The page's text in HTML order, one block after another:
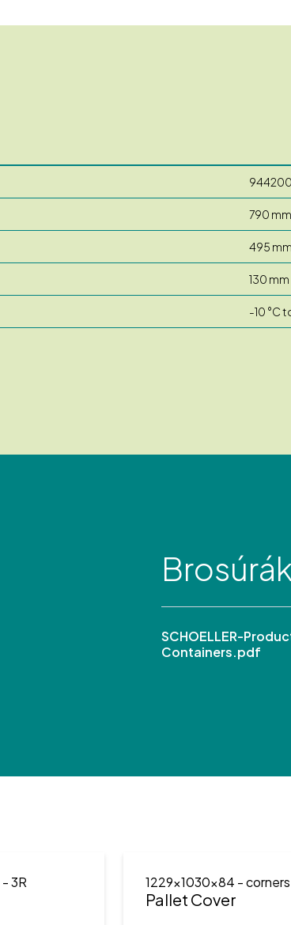
790 mm
495 mm
130 mm
-10 °C
Brosúrák
SCHOELLER-
Containers.pdf
- 3R 1229x1030x84 - corners
Pallet Cover